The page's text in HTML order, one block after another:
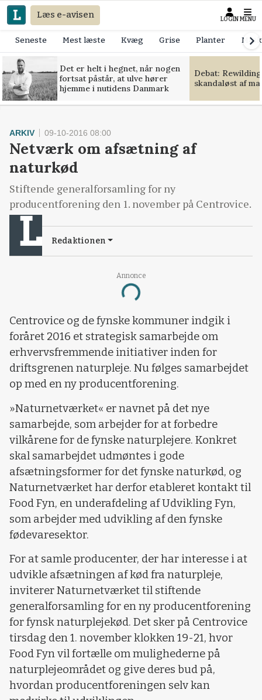
Læs e-avisen LOGIN MENU
Seneste Mest læste Kvæg Grise Planter
Det er helt i hegnet, når nogen
fortsat påstår, at ulve hører
hjemme i nutidens Danmark
Debat:
skandaløst af
Annonce
Loading...
ARKIV 09-10-2016 08:00
Netværk om afsætning af
naturkød
Stiftende generalforsamling for ny
producentforening den 1. november på Centrovice.
Redaktionen
Centrovice og de fynske kommuner indgik i
foråret 2016 et strategisk samarbejde om
erhvervsfremmende initiativer inden for
driftsgrenen naturpleje. Nu følges samarbejdet
op med en ny producentforening.
»Naturnetværket« er navnet på det nye
samarbejde, som arbejder for at forbedre
vilkårene for de fynske naturplejere. Konkret
skal samarbejdet udmøntes i gode
afsætningsformer for det fynske naturkød, og
Naturnetværket har derfor etableret kontakt til
Food Fyn, en underafdeling af Udvikling Fyn,
som arbejder med udvikling af den fynske
fødevaresektor.
For at samle producenter, der har interesse i at
udvikle afsætningen af kød fra naturpleje,
inviterer Naturnetværket til stiftende
generalforsamling for en ny producentforening
for fynsk naturplejekød. Det sker på Centrovice
tirsdag den 1. november klokken 19-21, hvor
Food Fyn vil fortælle om mulighederne på
naturplejeområdet og give deres bud på,
hvordan producentforeningen selv kan